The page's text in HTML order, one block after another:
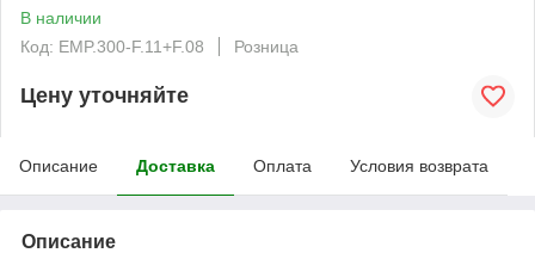
В наличии
Код: EMP.300-F.11+F.08
Розница
Цену уточняйте
Описание Доставка Оплата Условия возврата
Описание